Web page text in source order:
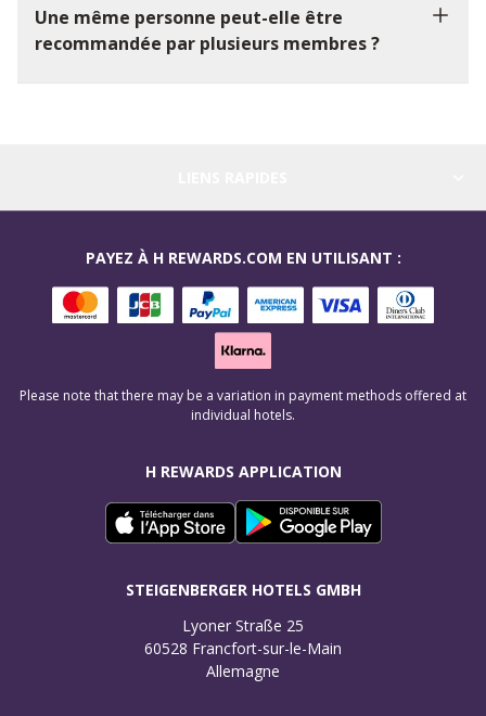
Une même personne peut-elle être
recommandée par plusieurs membres ?
H REWARDS APPLICATION
STEIGENBERGER HOTELS GMBH
Lyoner Straße 25
60528 Francfort-sur-le-Main
Allemagne
PAYEZ À H REWARDS.COM EN UTILISANT :
Please note that there may be a variation in payment methods offered at
individual hotels.